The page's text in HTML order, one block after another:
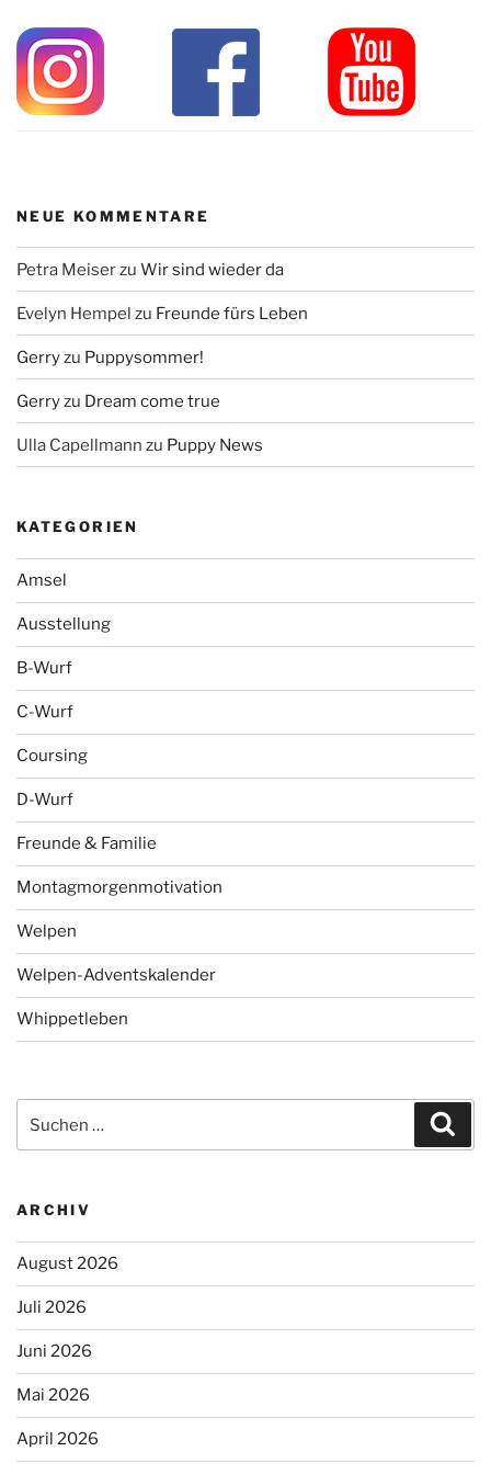
NEUE KOMMENTARE
Petra Meiserzu Wir sind wieder da
Evelyn Hempel zu Freunde fürs Leben
Gerryzu Puppysommer!
Gerryzu Dream come true
Ulla Capellmann zu Puppy News
KATEGORIEN
Amsel
Ausstellung
B-Wurf
C-Wurf
Coursing
D-Wurf
Freunde & Familie
Montagmorgenmotivation
Welpen
Welpen-Adventskalender
Whippetleben
nach:
ARCHIV
August 2026
Juli 2026
Juni 2026
Mai 2026
April 2026